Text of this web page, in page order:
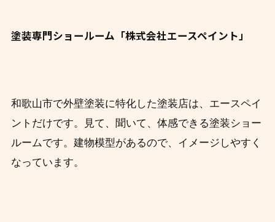
塗装専門ショールーム「株式会社エースペイント」
和歌山市で外壁塗装に特化した塗装店は、エースペイ
ントだけです。見て、聞いて、体感できる塗装ショー
ルームです。建物模型があるので、イメージしやすく
なっています。